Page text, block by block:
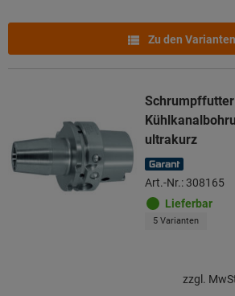
Zu den Varianten
ultrakurz
Art.-Nr.: 308165
Lieferbar
5 Varianten
zzgl.